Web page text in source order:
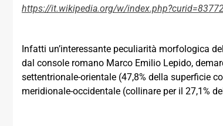
https://it.wikipedia.org/w/
Infatti un’interessante peculiarità morfologica
dal console romano Marco Emilio Lepido,
settentrionale-orientale (47,8% della superficie
meridionale-occidentale (collinare per il 27,1%